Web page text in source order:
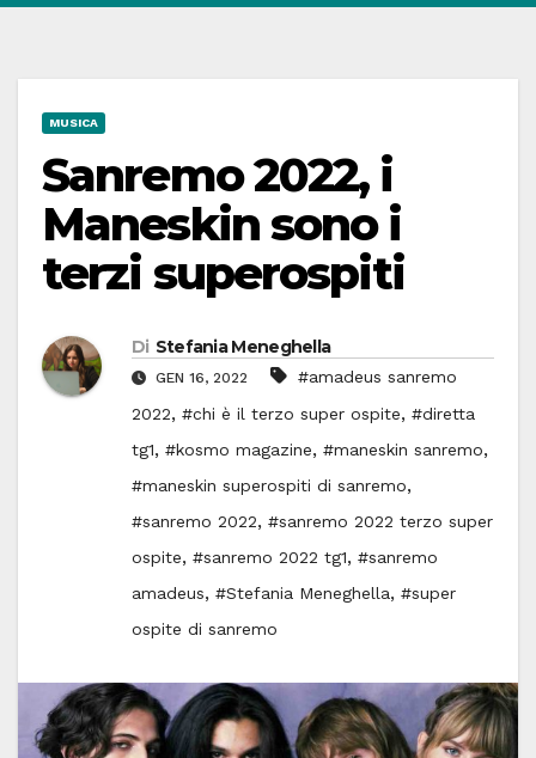
MUSICA
Sanremo 2022, i
Maneskin sono i
terzi superospiti
Di Stefania Meneghella
GEN 16, 2022
#amadeus sanremo
2022, #chi è il terzo super ospite, #diretta
tg1, #kosmo magazine, #maneskin sanremo,
#maneskin superospiti di sanremo,
#sanremo 2022, #sanremo 2022 terzo super
ospite, #sanremo 2022 tg1, #sanremo
amadeus, #Stefania Meneghella, #super
ospite di sanremo